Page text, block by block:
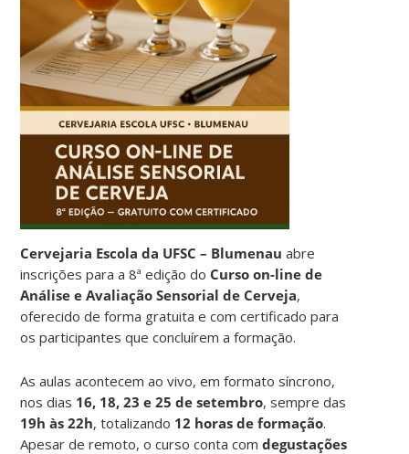
Cervejaria Escola da UFSC – Blumenau abre
inscrições para a 8ª edição do Curso on-line de
Análise e Avaliação Sensorial de Cerveja,
oferecido de forma gratuita e com certificado para
os participantes que concluírem a formação.
As aulas acontecem ao vivo, em formato síncrono,
nos dias 16, 18, 23 e 25 de setembro, sempre das
19h às 22h, totalizando 12 horas de formação.
Apesar de remoto, o curso conta comdegustações